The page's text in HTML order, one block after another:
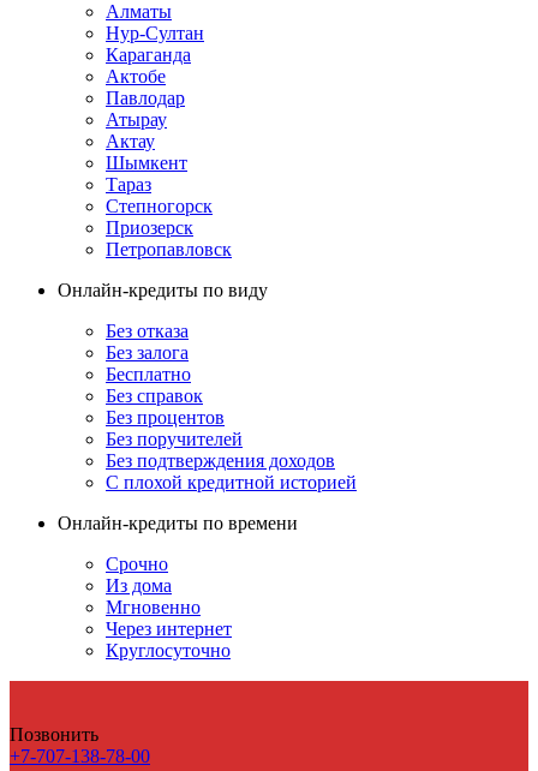
Алматы
Нур-Султан
Караганда
Актобе
Павлодар
Атырау
Актау
Шымкент
Тараз
Степногорск
Приозерск
Петропавловск
Онлайн-кредиты по виду
Без отказа
Без залога
Бесплатно
Без справок
Без процентов
Без поручителей
Без подтверждения доходов
С плохой кредитной историей
Онлайн-кредиты по времени
Срочно
Из дома
Мгновенно
Через интернет
Круглосуточно
Позвонить
+7-707-138-78-00